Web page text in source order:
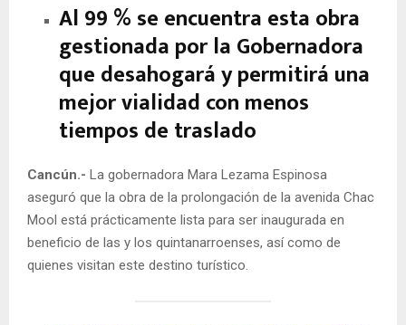
Al 99 % se encuentra esta obra
gestionada por la Gobernadora
que desahogará y permitirá una
mejor vialidad con menos
tiempos de traslado
Cancún.- La gobernadora Mara Lezama Espinosa
aseguró que la obra de la prolongación de la avenida Chac
Mool está prácticamente lista para ser inaugurada en
beneficio de las y los quintanarroenses, así como de
quienes visitan este destino turístico.